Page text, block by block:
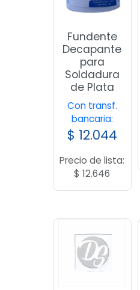
Fundente
Decapante
para
Soldadura
de Plata
Con transf.
bancaria:
$ 12.044
Precio de lista:
$ 12.646